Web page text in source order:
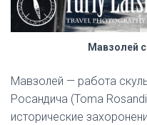
Мавзолей
Мавзолей — работа
Росандича (Toma
исторические